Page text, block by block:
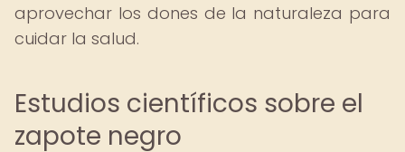
aprovechar los dones de la naturaleza para
cuidar la salud.
Estudios científicos sobre el
zapote negro